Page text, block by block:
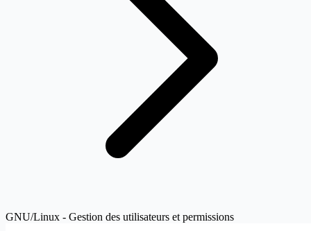
GNU/Linux - Gestion des utilisateurs et permissions